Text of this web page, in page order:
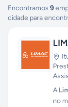
Encontramos 9
cidade para
A
no